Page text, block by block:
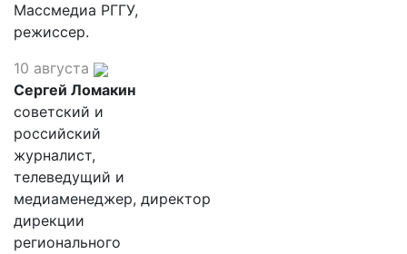
Массмедиа РГГУ,
режиссер.
10 августа
Сергей Ломакин
советский и
российский
журналист,
телеведущий и
медиаменеджер, директор
дирекции
регионального